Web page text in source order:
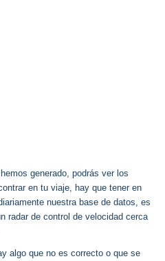
generado, podrás ver los
en tu viaje, hay que tener en
nuestra base de datos, es
radar de control de velocidad cerca
algo que no es correcto o que se